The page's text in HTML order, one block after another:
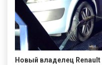
Новый владелец